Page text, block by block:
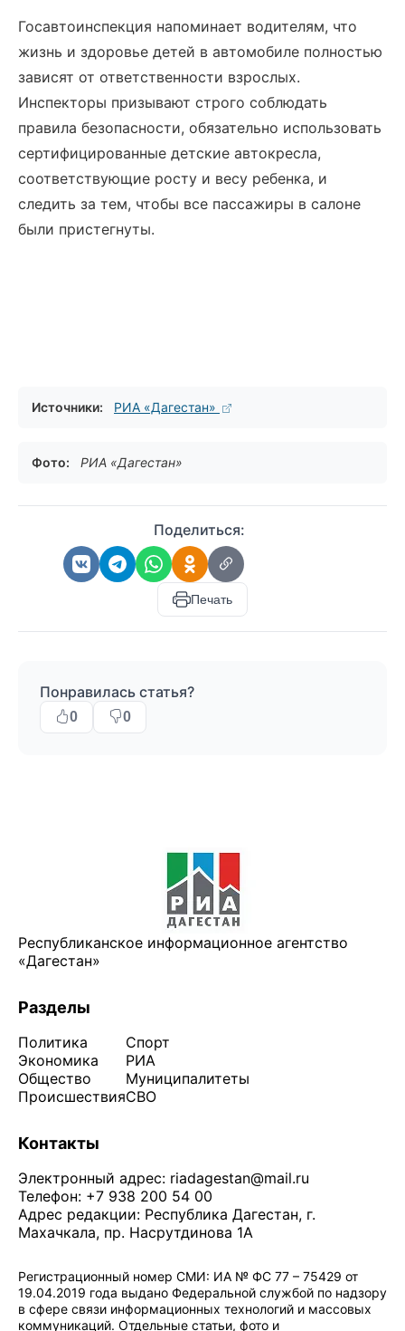
Госавтоинспекция напоминает водителям, что
жизнь и здоровье детей в автомобиле полностью
зависят от ответственности взрослых.
Инспекторы призывают строго соблюдать
правила безопасности, обязательно использовать
сертифицированные детские автокресла,
соответствующие росту и весу ребенка, и
следить за тем, чтобы все пассажиры в салоне
были пристегнуты.
Источники: РИА «Дагестан»
Фото: РИА «Дагестан»
Поделиться:
Печать
Понравилась статья?
0 0
Республиканское информационное агентство
«Дагестан»
Разделы
Политика
Экономика
Общество
Происшествия
Спорт
РИА
Муниципалитеты
СВО
Контакты
Электронный адрес: riadagestan@mail.ru
Телефон: +7 938 200 54 00
Адрес редакции: Республика Дагестан, г.
Махачкала, пр. Насрутдинова 1А
Регистрационный номер СМИ: ИА № ФС 77 – 75429 от
19.04.2019 года выдано Федеральной службой по надзору
в сфере связи информационных технологий и массовых
коммуникаций. Отдельные статьи, фото и